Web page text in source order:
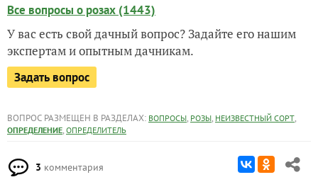
Все вопросы о розах (1443)
У вас есть свой дачный вопрос? Задайте его нашим
экспертам и опытным дачникам.
Задать вопрос
ВОПРОС РАЗМЕЩЕН В РАЗДЕЛАХ: ВОПРОСЫ, РОЗЫ, НЕИЗВЕСТНЫЙ СОРТ,
ОПРЕДЕЛЕНИЕ, ОПРЕДЕЛИТЕЛЬ
3 комментария